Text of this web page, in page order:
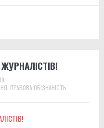
ПРАВОВА ОБІЗНАНІСТЬ